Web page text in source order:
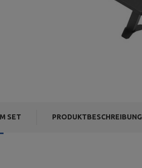
SET PRODUKTBESCHREIBUNG